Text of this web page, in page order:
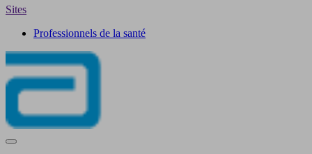
Sites
Professionnels de la santé